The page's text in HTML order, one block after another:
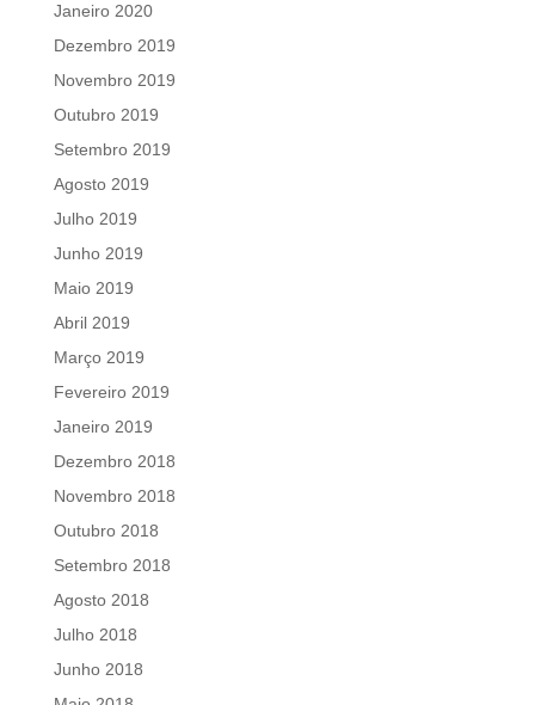
Janeiro 2020
Dezembro 2019
Novembro 2019
Outubro 2019
Setembro 2019
Agosto 2019
Julho 2019
Junho 2019
Maio 2019
Abril 2019
Março 2019
Fevereiro 2019
Janeiro 2019
Dezembro 2018
Novembro 2018
Outubro 2018
Setembro 2018
Agosto 2018
Julho 2018
Junho 2018